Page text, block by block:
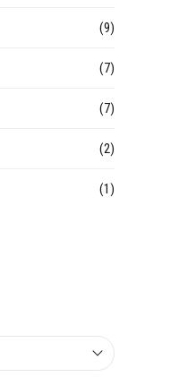
(9)
(7)
(7)
(2)
(1)